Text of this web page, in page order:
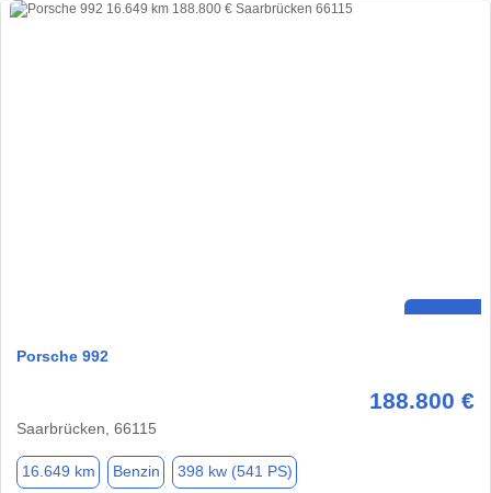
Porsche 992
188.800 €
Saarbrücken, 66115
16.649 km Benzin 398 kw (541 PS)